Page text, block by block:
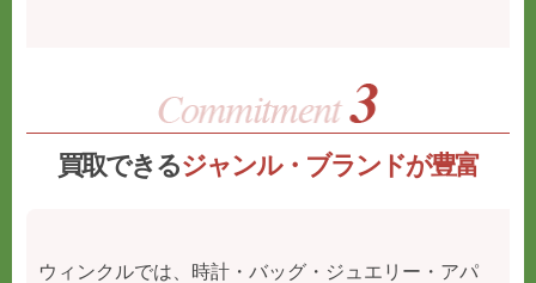
買取できるジャンル・ブランドが豊富
ウィンクルでは、時計・バッグ・ジュエリー・アパ